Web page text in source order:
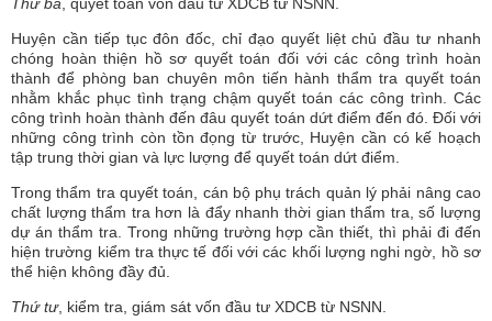
Thứ ba, quyết toán vốn đầu tư XDCB từ NSNN.
Huyện cần tiếp tục đôn đốc, chỉ đạo quyết liệt chủ đầu tư nhanh
chóng hoàn thiện hồ sơ quyết toán đối với các công trình hoàn
thành để phòng ban chuyên môn tiến hành thẩm tra quyết toán
nhằm khắc phục tình trạng chậm quyết toán các công trình. Các
công trình hoàn thành đến đâu quyết toán dứt điểm đến đó. Đối với
những công trình còn tồn đọng từ trước, Huyện cần có kế hoạch
tập trung thời gian và lực lượng để quyết toán dứt điểm.
Trong thẩm tra quyết toán, cán bộ phụ trách quản lý phải nâng cao
chất lượng thẩm tra hơn là đẩy nhanh thời gian thẩm tra, số lượng
dự án thẩm tra. Trong những trường hợp cần thiết, thì phải đi đến
hiện trường kiểm tra thực tế đối với các khối lượng nghi ngờ, hồ sơ
thể hiện không đầy đủ.
Thứ tư, kiểm tra, giám sát vốn đầu tư XDCB từ NSNN.